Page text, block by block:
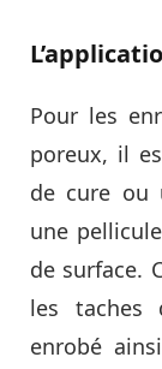
Pour les
poreux, il
de cure ou
une
de surface.
les taches
enrobé